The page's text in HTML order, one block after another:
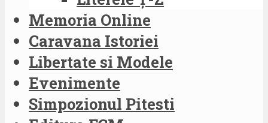
Memoria Online
Caravana Istoriei
Libertate si Modele
Evenimente
Simpozionul Pitesti